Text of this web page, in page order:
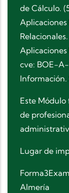
de Cálculo.
Aplicaciones
cve: BOE-
Información.
Este
de
Lugar de
Almería